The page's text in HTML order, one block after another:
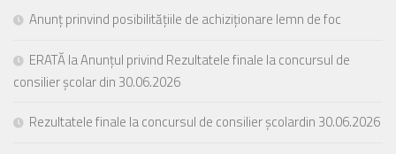
Anunț prinvind posibilitățiile de achiziționare lemn de foc
ERATĂ la Anunțul privind Rezultatele finale la concursul de
consilier școlar din 30.06.2026
Rezultatele finale la concursul de consilier școlardin 30.06.2026